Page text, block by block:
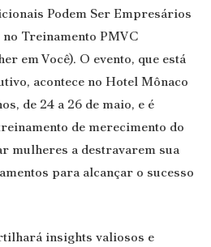
Podem Ser Empresários
Treinamento PMVC
em Você). O evento, que está
acontece no Hotel Mônaco
de 24 a 26 de maio, e é
de merecimento do
mulheres a destravarem sua
para alcançar o sucesso
insights valiosos e